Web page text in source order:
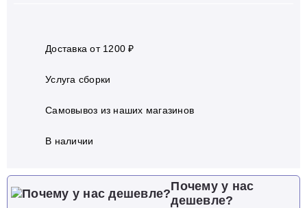
Доставка от 1200 ₽
Услуга сборки
Самовывоз из наших магазинов
В наличии
Почему у нас
дешевле?